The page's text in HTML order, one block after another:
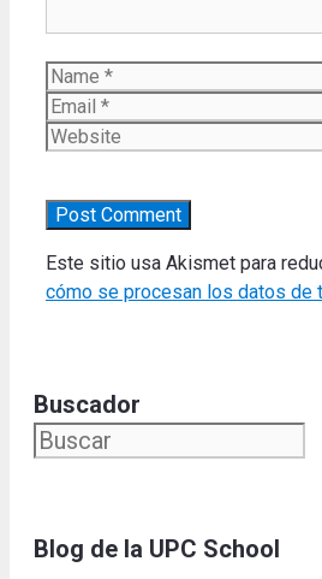
Name
Este sitio usa Akismet para
cómo se procesan los datos de
Buscador
Blog de la UPC School